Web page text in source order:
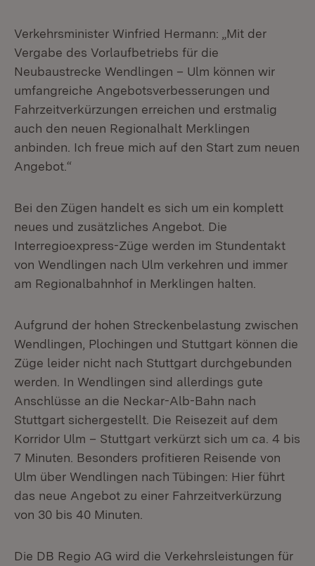
Verkehrsminister Winfried Hermann: „Mit der
Vergabe des Vorlaufbetriebs für die
Neubaustrecke Wendlingen – Ulm können wir
umfangreiche Angebotsverbesserungen und
Fahrzeitverkürzungen erreichen und erstmalig
auch den neuen Regionalhalt Merklingen
anbinden. Ich freue mich auf den Start zum neuen
Angebot.“
Bei den Zügen handelt es sich um ein komplett
neues und zusätzliches Angebot. Die
Interregioexpress-Züge werden im Stundentakt
von Wendlingen nach Ulm verkehren und immer
am Regionalbahnhof in Merklingen halten.
Aufgrund der hohen Streckenbelastung zwischen
Wendlingen, Plochingen und Stuttgart können die
Züge leider nicht nach Stuttgart durchgebunden
werden. In Wendlingen sind allerdings gute
Anschlüsse an die Neckar-Alb-Bahn nach
Stuttgart sichergestellt. Die Reisezeit auf dem
Korridor Ulm – Stuttgart verkürzt sich um ca. 4 bis
7 Minuten. Besonders profitieren Reisende von
Ulm über Wendlingen nach Tübingen: Hier führt
das neue Angebot zu einer Fahrzeitverkürzung
von 30 bis 40 Minuten.
Die DB Regio AG wird die Verkehrsleistungen für